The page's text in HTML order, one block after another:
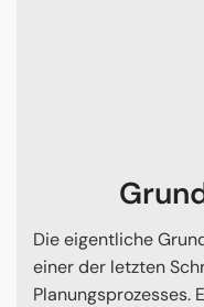
Die eigentliche
einer der letzten
Planungsprozesses.